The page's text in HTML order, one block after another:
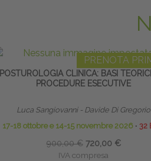
PRENOTA
POSTUROLOGIA CLINICA: BASI
PROCEDURE ESECUTIVE
Luca Sangiovanni - Davide Di Gregorio
17-18 ottobre e 14-15 novembre 2026 ∙ 32
900,00 € 720,00 €
IVA compresa